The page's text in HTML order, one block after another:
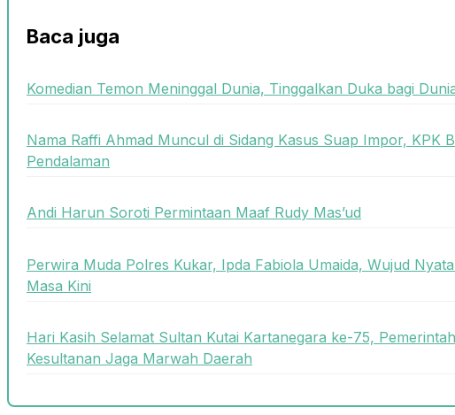
Baca juga
Komedian Temon Meninggal Dunia, Tinggalkan Duka bagi
Nama Raffi Ahmad Muncul di Sidang Kasus Suap Impor, KPK
Pendalaman
Andi Harun Soroti Permintaan Maaf Rudy Mas’ud
Perwira Muda Polres Kukar, Ipda Fabiola Umaida, Wujud
Masa Kini
Hari Kasih Selamat Sultan Kutai Kartanegara ke-75,
Kesultanan Jaga Marwah Daerah